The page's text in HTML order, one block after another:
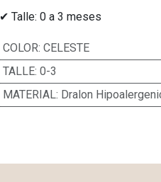
✔ Talle: 0 a 3 meses
COLOR: CELESTE
TALLE: 0-3
MATERIAL: Dralon